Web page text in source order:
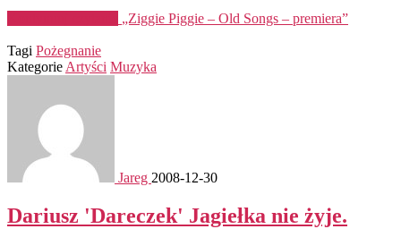
„Ziggie Piggie – Old Songs – premiera”
Tagi Pożegnanie
Kategorie Artyści Muzyka
Jareg 2008-12-30
Dariusz 'Dareczek' Jagiełka nie żyje.